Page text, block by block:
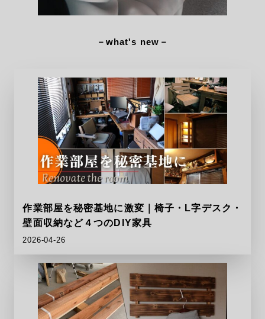
－what's new－
作業部屋を秘密基地に激変｜椅子・L字デスク・
壁面収納など４つのDIY家具
2026-04-26